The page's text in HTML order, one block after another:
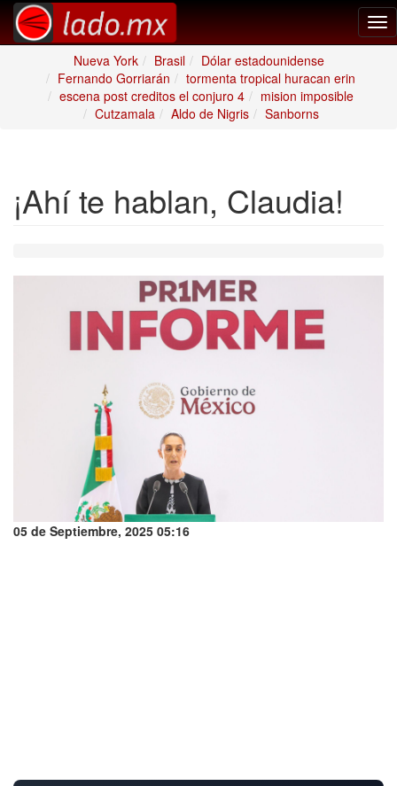
Nueva York
Brasil
Dólar estadounidense
Fernando Gorriarán
tormenta tropical huracan erin
escena post creditos el conjuro 4
mision imposible
Cutzamala
Aldo de Nigris Sanborns
¡Ahí te hablan, Claudia!
05 de Septiembre, 2025 05:16